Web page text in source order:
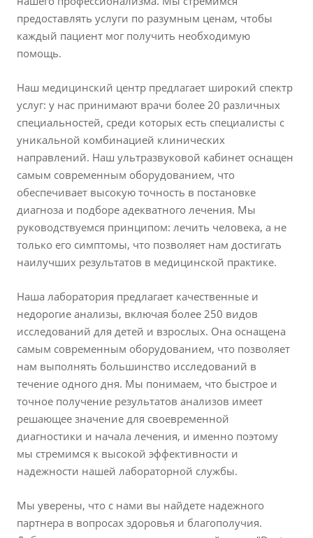
предоставлять услуги по разумным ценам, чтобы
каждый пациент мог получить необходимую
помощь.
Наш медицинский центр предлагает широкий спектр
услуг: у нас принимают врачи более 20 различных
специальностей, среди которых есть специалисты с
уникальной комбинацией клинических
направлений. Наш ультразвуковой кабинет оснащен
самым современным оборудованием, что
обеспечивает высокую точность в постановке
диагноза и подборе адекватного лечения. Мы
руководствуемся принципом: лечить человека, а не
только его симптомы, что позволяет нам достигать
наилучших результатов в медицинской практике.
Наша лаборатория предлагает качественные и
недорогие анализы, включая более 250 видов
исследований для детей и взрослых. Она оснащена
самым современным оборудованием, что позволяет
нам выполнять большинство исследований в
течение одного дня. Мы понимаем, что быстрое и
точное получение результатов анализов имеет
решающее значение для своевременной
диагностики и начала лечения, и именно поэтому
мы стремимся к высокой эффективности и
надежности нашей лабораторной службы.
Мы уверены, что с нами вы найдете надежного
партнера в вопросах здоровья и благополучия.